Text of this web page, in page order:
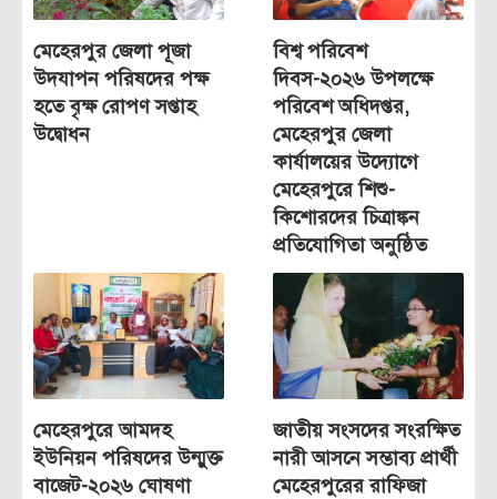
মেহেরপুর জেলা পূজা
উদযাপন পরিষদের পক্ষ
হতে বৃক্ষ রোপণ সপ্তাহ
উদ্বোধন
বিশ্ব পরিবেশ
দিবস-২০২৬ উপলক্ষে
পরিবেশ অধিদপ্তর,
মেহেরপুর জেলা
কার্যালয়ের উদ্যোগে
মেহেরপুরে শিশু-
কিশোরদের চিত্রাঙ্কন
প্রতিযোগিতা অনুষ্ঠিত
মেহেরপুরে আমদহ
ইউনিয়ন পরিষদের উন্মুক্ত
বাজেট-২০২৬ ঘোষণা
জাতীয় সংসদের সংরক্ষিত
নারী আসনে সম্ভাব্য প্রার্থী
মেহেরপুরের রাফিজা